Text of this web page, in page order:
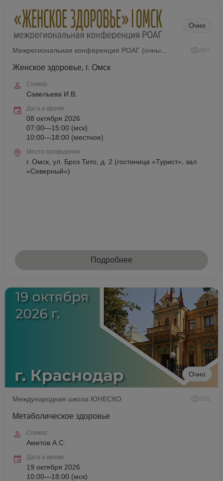
Очно
897
Женское здоровье, г. Омск
Спикер
Савельева И.В.
Дата и время
08 октября 2026
07:00—15:00 (мск)
10:00—18:00 (местное)
Место проведения
г. Омск, ул. Броз Тито, д. 2 (гостиница «Турист», зал
«Северный»)
Подробнее
Очно
Международная школа ЮНЕСКО 535
Метаболическое здоровье
Спикер
Аметов А.С.
Дата и время
19 октября 2026
10:00—18:00 (мск)